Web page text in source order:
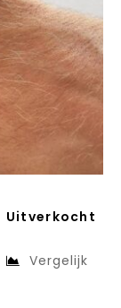
Uitverkocht
Vergelijk